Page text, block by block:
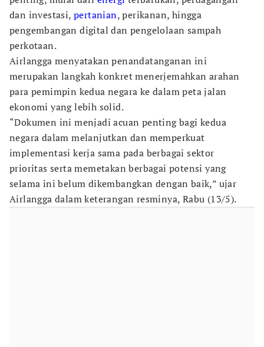
dan investasi,pertanian, perikanan, hingga
pengembangan digital dan pengelolaan sampah
perkotaan.
Airlangga menyatakan penandatanganan ini
merupakan langkah konkret menerjemahkan arahan
para pemimpin kedua negara ke dalam peta jalan
ekonomi yang lebih solid.
“Dokumen ini menjadi acuan penting bagi kedua
negara dalam melanjutkan dan memperkuat
implementasi kerja sama pada berbagai sektor
prioritas serta memetakan berbagai potensi yang
selama ini belum dikembangkan dengan baik,” ujar
Airlangga dalam keterangan resminya, Rabu (13/5).